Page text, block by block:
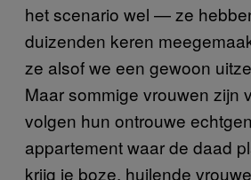
het scenario wel — ze
duizenden keren
ze alsof we een gewoon
Maar sommige vrouwen zijn
volgen hun ontrouwe
appartement waar de daad
krijg je boze, huilende